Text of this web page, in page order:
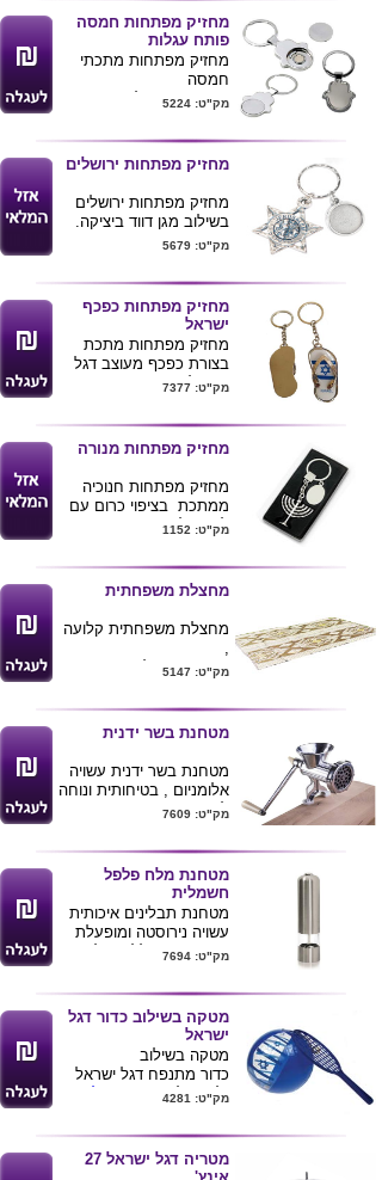
מחזיק מפתחות חמסה
פותח עגלות
מחזיק מפתחות מתכתי
חמסה
עם מטבע נשלף מגנטי
מגיע באריזת מתנה
זה בכמויות
בודדות ומשלוח
עד הב
מק"ט: 5224
מחזיק מפתחות ירושלים
מחזיק מפתחות ירושלים
בשילוב מגן דווד ביציקה.
המחזיק מגיע בקופסא .
מק"ט: 5679
מחזיק מפתחות כפכף
ישראל
מחזיק מפתחות מתכת
בצורת כפכף מעוצב דגל
ישראל .
של המחזיק .
מינימום הזמנה 200
יחידות
גודל נעל 6ס"מ אורך 2.8
ס"מ רוחב
מק"ט: 7377
מחזיק מפתחות מנורה
מחזיק מפתחות חנוכיה
ממתכת בציפוי כרום עם
לוחית לחריטת הקדשה או
המחזיק מגיע באריזת
מתנה מקרטון עם קטיפה.
מק"ט: 1152
מחצלת משפחתית
מחצלת משפחתית קלועה
,
המחצלת מגיעה בשקית
ניילון , לא ניתן למתג
המוצר.
מק"ט: 5147
מטחנת בשר ידנית
מטחנת בשר ידנית עשויה
אלומניום , בטיחותית ונוחה
לשימוש .
נוספים כמתנת חג
מק"ט: 7609
מטחנת מלח פלפל
חשמלית
מטחנת תבלינים איכותית
עשויה נירוסטה ומופעלת
באמצעות סוללות ( לא
ניתן להדפיס לוגו חברה
ע"ג המוצר
מק"ט: 7694
מטקה בשילוב כדור דגל
ישראל
מטקה בשילוב
כדור מתנפח דגל ישראל
,לחץ/' לעוד מוצרים
מק"ט: 4281
מטריה דגל ישראל 27